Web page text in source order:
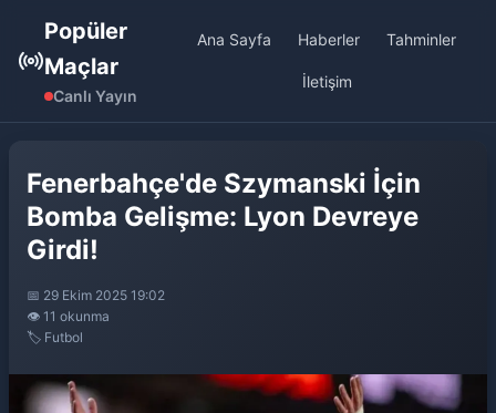
Popüler
Maçlar
Canlı Yayın
Ana Sayfa Haberler Tahminler
İletişim
Fenerbahçe'de Szymanski İçin
Bomba Gelişme: Lyon Devreye
Girdi!
📅 29 Ekim 2025 19:02
👁️ 11 okunma
🏷️ Futbol